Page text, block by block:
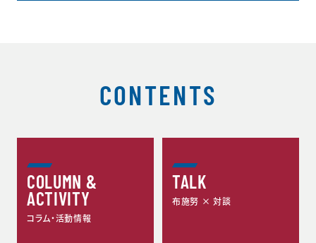
CONTENTS
COLUMN &
ACTIVITY
コラム・活動情報
TALK
布施努 × 対談